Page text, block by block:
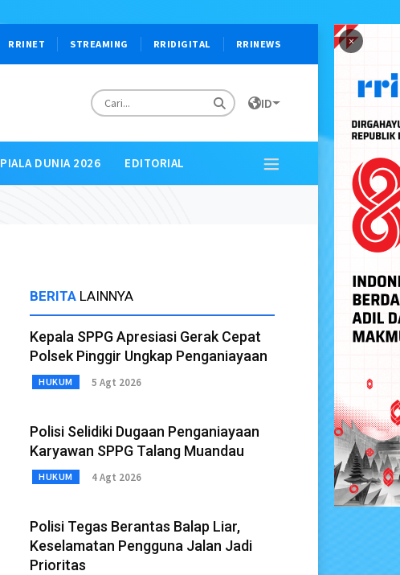
×
RRINET STREAMING RRIDIGITAL RRINEWS
ID
PIALA DUNIA 2026 EDITORIAL
BERITA LAINNYA
Kepala SPPG Apresiasi Gerak Cepat
Polsek Pinggir Ungkap Penganiayaan
HUKUM 5 Agt 2026
Polisi Selidiki Dugaan Penganiayaan
Karyawan SPPG Talang Muandau
HUKUM 4 Agt 2026
Polisi Tegas Berantas Balap Liar,
Keselamatan Pengguna Jalan Jadi
Prioritas